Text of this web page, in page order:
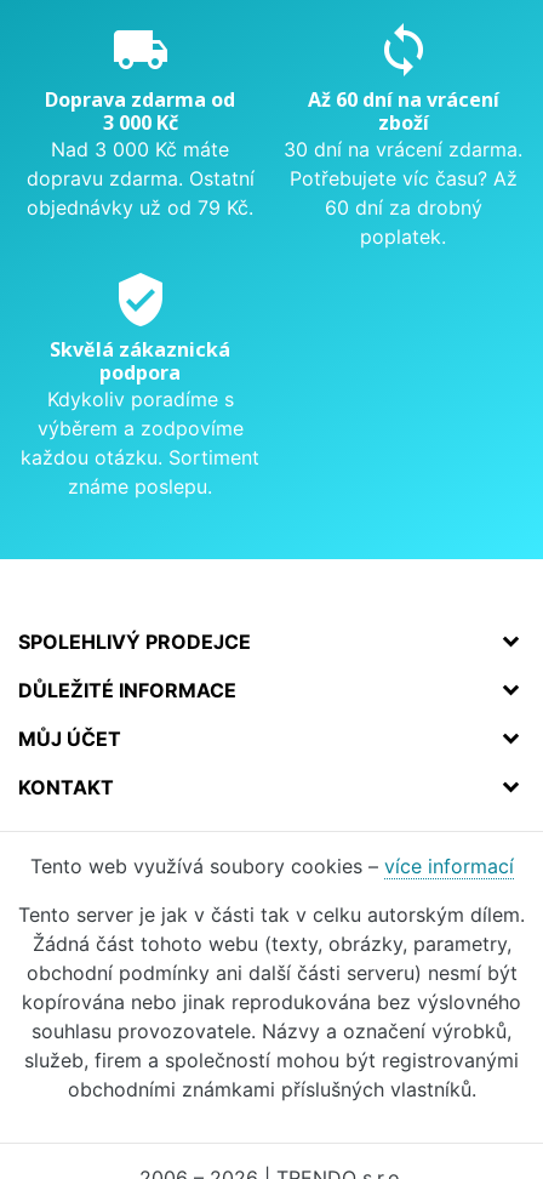
local_shipping
Doprava zdarma od
3 000 Kč
Nad 3 000 Kč máte
dopravu zdarma. Ostatní
objednávky už od 79 Kč.
sync
Až 60 dní na vrácení
zboží
30 dní na vrácení zdarma.
Potřebujete víc času? Až
60 dní za drobný
poplatek.
verified_user
Skvělá zákaznická
podpora
Kdykoliv poradíme s
výběrem a zodpovíme
každou otázku. Sortiment
známe poslepu.
SPOLEHLIVÝ PRODEJCE
DŮLEŽITÉ INFORMACE
MŮJ ÚČET
KONTAKT
Tento web využívá soubory cookies – více informací
Tento server je jak v části tak v celku autorským dílem.
Žádná část tohoto webu (texty, obrázky, parametry,
obchodní podmínky ani další části serveru) nesmí být
kopírována nebo jinak reprodukována bez výslovného
souhlasu provozovatele. Názvy a označení výrobků,
služeb, firem a společností mohou být registrovanými
obchodními známkami příslušných vlastníků.